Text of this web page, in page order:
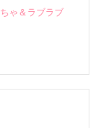
ゃ＆ラブラブ
閥御曹司に
影恭司その